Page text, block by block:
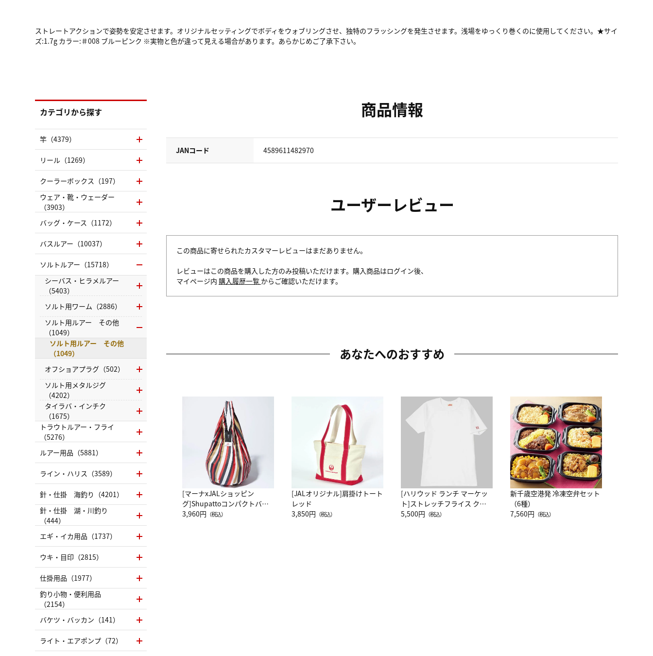
ストレートアクションで姿勢を安定させます。オリジナルセッティングでボディをウォブリングさせ、独特のフラッシングを発生させます。浅場をゆっくり巻くのに使用してください。★サイ
ズ:1.7g カラー:＃008 ブルーピンク ※実物と色が違って見える場合があります。あらかじめご了承下さい。
商品情報
JANコード 4589611482970
ユーザーレビュー
この商品に寄せられたカスタマーレビューはまだありません。
レビューはこの商品を購入した方のみ投稿いただけます。購入商品はログイン後、
マイページ内 購入履歴一覧 からご確認いただけます。
あなたへのおすすめ
[マーナxJALショッピン
グ]Shupattoコンパクトバッ
グ Drop JAL客室乗務員
3,960円 （税込）
[JALオリジナル]肩掛けトート
レッド
3,850円 （税込）
[ハリウッド ランチ マーケッ
ト]ストレッチフライス クル
ーネック別注半袖Ｔシャツ
5,500円 （税込）
新千歳空港発 冷凍空弁セット
（6種）
7,560円 （税込）
カテゴリから探す
竿（4379）
リール（1269）
クーラーボックス（197）
ウェア・靴・ウェーダー
（3903）
バッグ・ケース（1172）
バスルアー（10037）
ソルトルアー（15718）
シーバス・ヒラメルアー
（5403）
ソルト用ワーム（2886）
ソルト用ルアー その他
（1049）
ソルト用ルアー その他
（1049）
オフショアプラグ（502）
ソルト用メタルジグ
（4202）
タイラバ・インチク
（1675）
トラウトルアー・フライ
（5276）
ルアー用品（5881）
ライン・ハリス（3589）
針・仕掛 海釣り（4201）
針・仕掛 湖・川釣り
（444）
エギ・イカ用品（1737）
ウキ・目印（2815）
仕掛用品（1977）
釣り小物・便利用品
（2154）
バケツ・バッカン（141）
ライト・エアポンプ（72）